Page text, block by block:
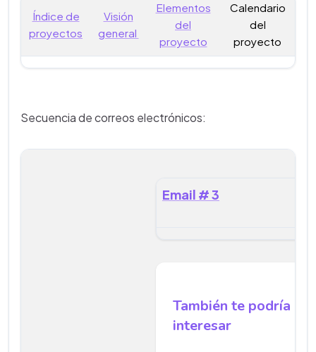
Índice de
proyectos
Visión
general
Elementos
del
proyecto
Calendario
del
proyecto
Secuencia de correos electrónicos:
Email # 3
También te podría
interesar